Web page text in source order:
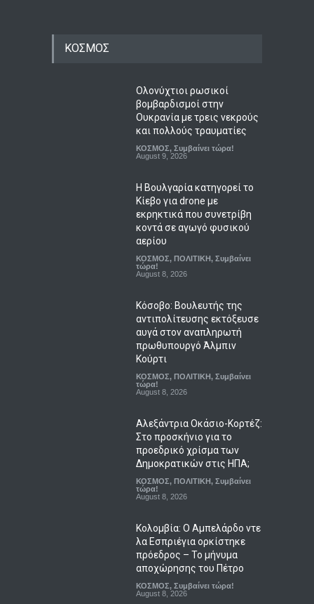
ΚΟΣΜΟΣ
Ολονύχτιοι ρωσικοί
βομβαρδισμοί στην
Ουκρανία με τρεις νεκρούς
και πολλούς τραυματίες
ΚΟΣΜΟΣ, Συμβαίνει τώρα!
August 9, 2026
Η Βουλγαρία κατηγορεί το
Κίεβο για drone με
εκρηκτικά που συνετρίβη
κοντά σε αγωγό φυσικού
αερίου
ΚΟΣΜΟΣ, ΠΟΛΙΤΙΚΗ, Συμβαίνει
τώρα!
August 8, 2026
Κόσοβο: Βουλευτής της
αντιπολίτευσης εκτόξευσε
αυγά στον αναπληρωτή
πρωθυπουργό Άλμπιν
Κούρτι
ΚΟΣΜΟΣ, ΠΟΛΙΤΙΚΗ, Συμβαίνει
τώρα!
August 8, 2026
Αλεξάντρια Οκάσιο-Κορτέζ:
Στο προσκήνιο για το
προεδρικό χρίσμα των
Δημοκρατικών στις ΗΠΑ;
ΚΟΣΜΟΣ, ΠΟΛΙΤΙΚΗ, Συμβαίνει
τώρα!
August 8, 2026
Κολομβία: Ο Αμπελάρδο ντε
λα Εσπριέγια ορκίστηκε
πρόεδρος – Το μήνυμα
αποχώρησης του Πέτρο
ΚΟΣΜΟΣ, Συμβαίνει τώρα!
August 8, 2026